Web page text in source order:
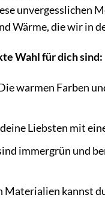
unvergesslichen
Wärme, die wir in
Wahl für dich sind:
warmen Farben
Liebsten mit
immergrün und
kannst